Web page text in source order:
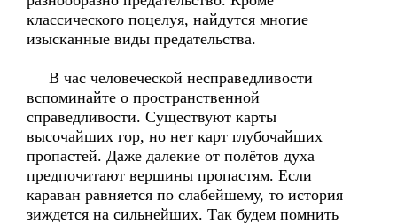
классического поцелуя, найдутся многие
изысканные виды предательства.
В час человеческой несправедливости
вспоминайте о пространственной
справедливости. Существуют карты
высочайших гор, но нет карт глубочайших
пропастей. Даже далекие от полётов духа
предпочитают вершины пропастям. Если
караван равняется по слабейшему, то история
зиждется на сильнейших. Так будем помнить